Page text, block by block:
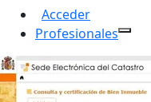
Acceder
Profesionales